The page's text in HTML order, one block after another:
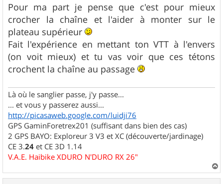
s
s
a
g
e
Pour ma part je pense que c'est pour mieux
crocher la chaîne et l'aider à monter sur le
plateau supérieur
Fait l'expérience en mettant ton VTT à l'envers
(on voit mieux) et tu vas voir que ces tétons
crochent la chaîne au passage
Là où le sanglier passe, j'y passe...
... et vous y passerez aussi...
http://picasaweb.google.com/luidji76
GPS GaminForetrex201 (suffisant dans bien des cas)
2 GPS BAYO: Exploreur 3 V3 et XC (découverte/jardinage)
CE 3.24 et CE 3D 1.14
V.A.E. Haibike XDURO N'DURO RX 26"
a